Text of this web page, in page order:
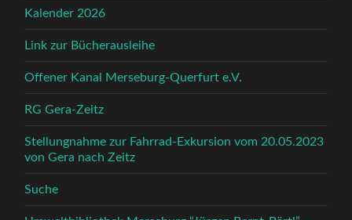
Kalender 2026
Link zur Bücherausleihe
Offener Kanal Merseburg-Querfurt e.V.
RG Gera-Zeitz
Stellungnahme zur Fahrrad-Exkursion vom 20.05.2023
von Gera nach Zeitz
Suche